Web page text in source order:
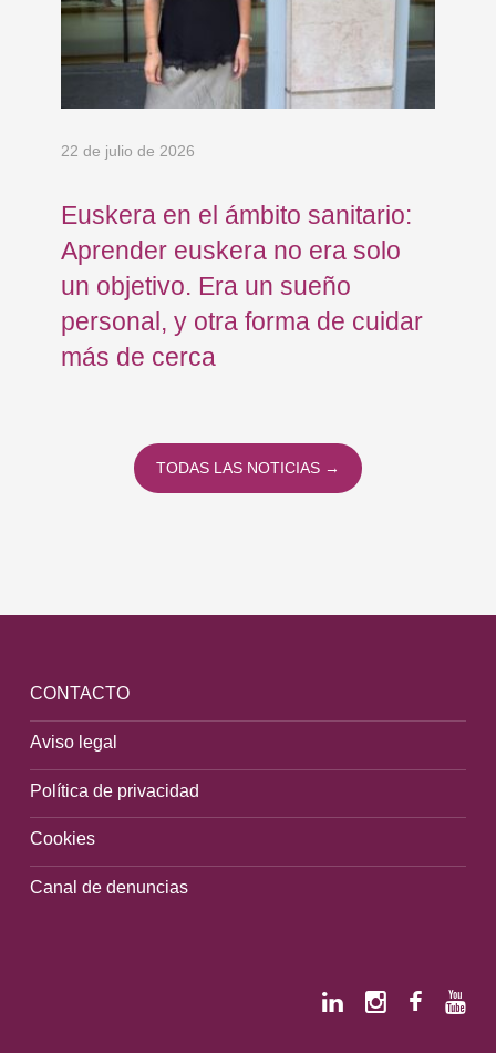
22 de julio de 2026
Euskera en el ámbito sanitario:
Aprender euskera no era solo
un objetivo. Era un sueño
personal, y otra forma de cuidar
más de cerca
TODAS LAS NOTICIAS →
CONTACTO
Aviso legal
Política de privacidad
Cookies
Canal de denuncias